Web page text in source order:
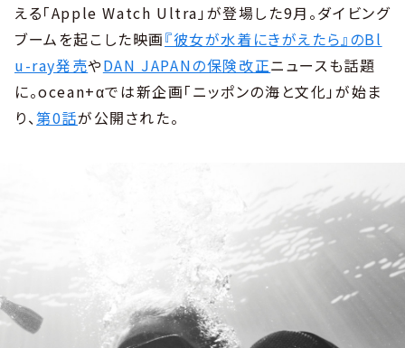
える「Apple Watch Ultra」が登場した9月。ダイビング
ブームを起こした映画『彼女が水着にきがえたら』のBl
u-ray発売やDAN JAPANの保険改正ニュースも話題
に。ocean+αでは新企画「ニッポンの海と文化」が始ま
り、第0話が公開された。